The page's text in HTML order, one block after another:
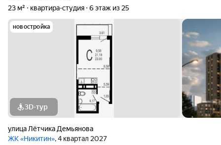
23 м²
квартира-студия 6 этаж из 25
новостройка
3D-тур
улица Лётчика Демьянова
ЖК «Никитин», 4 квартал 2027